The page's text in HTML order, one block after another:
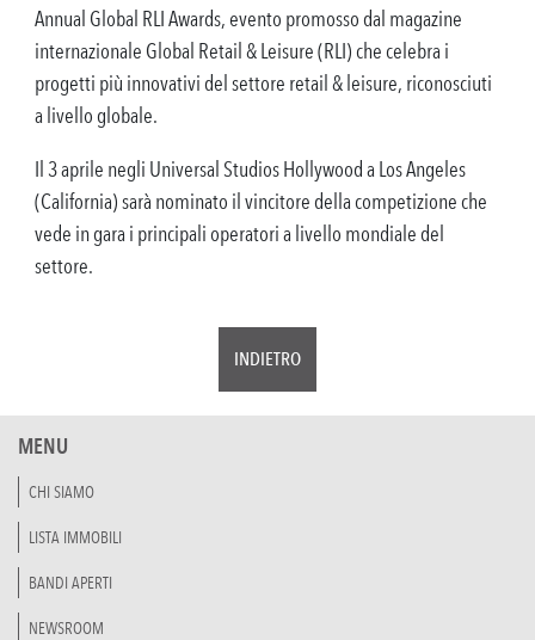
Annual Global RLI Awards, evento promosso dal magazine
internazionale Global Retail & Leisure (RLI) che celebra i
progetti più innovativi del settore retail & leisure, riconosciuti
a livello globale.
Il 3 aprile negli Universal Studios Hollywood a Los Angeles
(California) sarà nominato il vincitore della competizione che
vede in gara i principali operatori a livello mondiale del
settore.
INDIETRO
MENU
CHI SIAMO
LISTA IMMOBILI
BANDI APERTI
NEWSROOM